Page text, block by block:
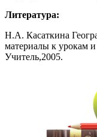
Литература:
Н.А. Касаткина
материалы к урокам
Учитель,2005.